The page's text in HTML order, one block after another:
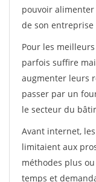
pouvoir
de son
Pour les
parfois suffire
augmenter leurs
passer par un
le secteur du
Avant internet,
limitaient aux
méthodes plus
temps et